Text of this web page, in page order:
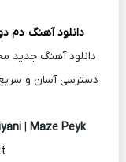
دانلود آهنگ دم
دانلود آهنگ جدید
دسترسی آسان و
| Maze Peyk